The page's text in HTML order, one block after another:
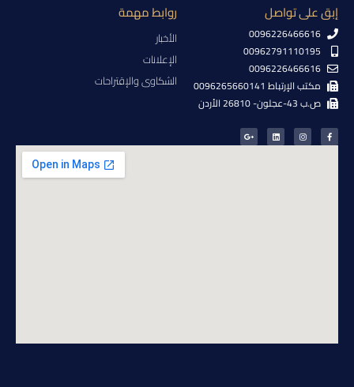
إبق على تواصل
0096226466616
00962791110195
0096226466616
مكتب الإرتباط 0096265660141
ص.ب 43-عجلون- 26810 الأردن
روابط مهمة
الأخبار
الإعلانات
الشكاوى والإقتراحات